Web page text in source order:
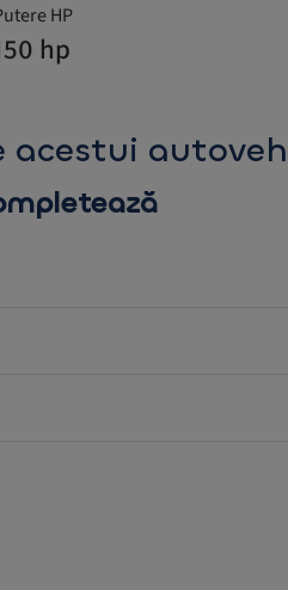
HP
hp
acestui